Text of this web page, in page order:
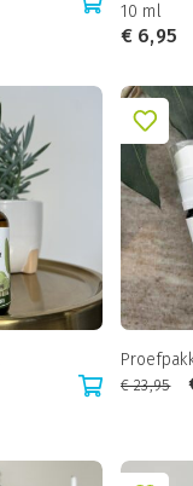
10 ml
€6,95
€23,95